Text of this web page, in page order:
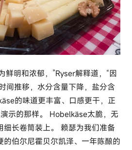
鲜明和浓郁，”Ryser解释道，“因
间推移，水分含量下降，盐分含
的味道更丰富、口感更干，正
示的那样。 Hobelkäse太脆，无
细长卷筒装上。 赖瑟为我们准备
的伯尔尼霍贝尔凯泽、一年陈酿的